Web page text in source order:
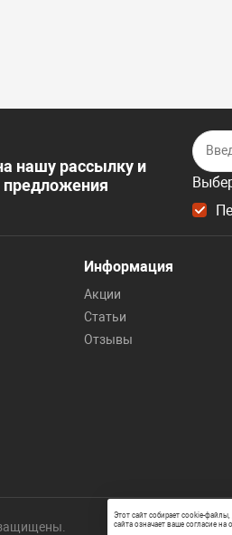
нашу рассылку и
предложения
Информация
Акции
Статьи
Отзывы
Этот сайт собирает cookie-
сайта означает ваше согласие на